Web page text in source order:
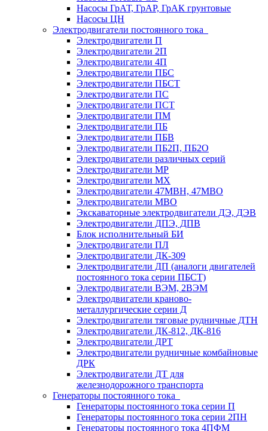
Насосы ГрАТ, ГрАР, ГрАК грунтовые
Насосы ЦН
Электродвигатели постоянного тока
Электродвигатели П
Электродвигатели 2П
Электродвигатели 4П
Электродвигатели ПБС
Электродвигатели ПБСТ
Электродвигатели ПС
Электродвигатели ПСТ
Электродвигатели ПМ
Электродвигатели ПБ
Электродвигатели ПБВ
Электродвигатели ПБ2П, ПБ2О
Электродвигатели различных серий
Электродвигатели МР
Электродвигатели MX
Электродвигатели 47MBH, 47МВО
Электродвигатели MBO
Экскаваторные электродвигатели ДЭ, ДЭВ
Электродвигатели ДПЭ, ДПВ
Блок исполнительный БИ
Электродвигатели ПЛ
Электродвигатели ДК-309
Электродвигатели ДП (аналоги двигателей
постоянного тока серии ПБСТ)
Электродвигатели ВЭМ, 2ВЭМ
Электродвигатели краново-
металлургические серии Д
Электродвигатели тяговые рудничные ДТН
Электродвигатели ДК-812, ДК-816
Электродвигатели ДРТ
Электродвигатели рудничные комбайновые
ДРК
Электродвигатели ДТ для
железнодорожного транспорта
Генераторы постоянного тока
Генераторы постоянного тока серии П
Генераторы постоянного тока серии 2ПН
Генераторы постоянного тока 4ПФМ